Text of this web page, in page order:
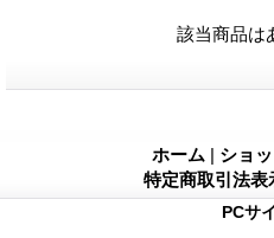
該当商品は
ホーム | ショ
特定商取引法表
PCサ